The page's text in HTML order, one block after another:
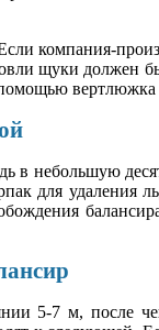
компания-
щуки
вертлюжка
в небольшую
для удаления
5-7 м, после